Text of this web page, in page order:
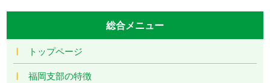
総合メニュー
トップページ
福岡支部の特徴